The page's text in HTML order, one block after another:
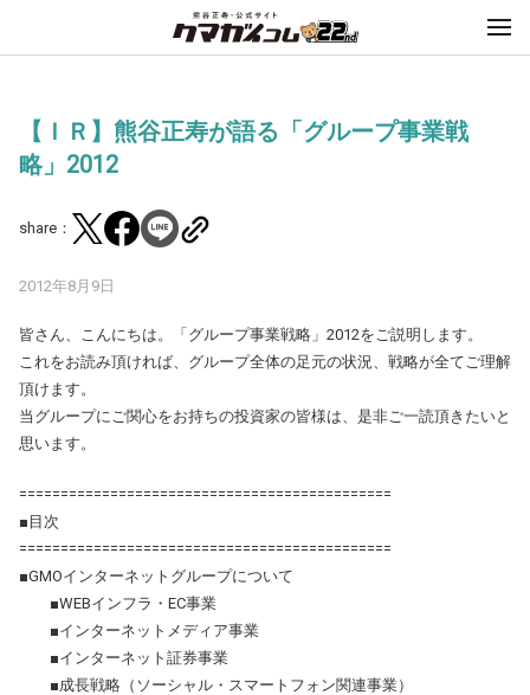
【ＩＲ】熊谷正寿が語る「グループ事業戦
略」2012
share：
2012年8月9日
皆さん、こんにちは。「グループ事業戦略」2012をご説明します。
これをお読み頂ければ、グループ全体の足元の状況、戦略が全てご理解
頂けます。
当グループにご関心をお持ちの投資家の皆様は、是非ご一読頂きたいと
思います。
=============================================
■目次
=============================================
■GMOインターネットグループについて
■WEBインフラ・EC事業
■インターネットメディア事業
■インターネット証券事業
■成長戦略（ソーシャル・スマートフォン関連事業）